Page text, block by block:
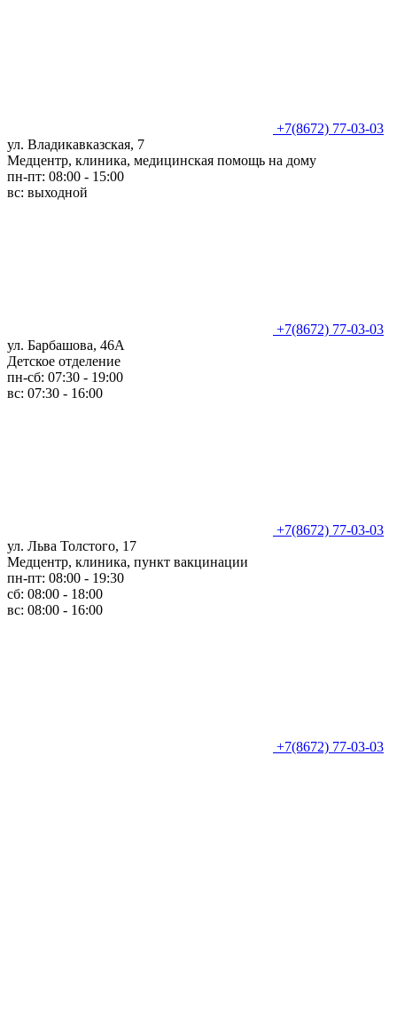
+7(8672) 77-03-03
ул. Владикавказская, 7
Медцентр, клиника, медицинская помощь на дому
пн-пт: 08:00 - 15:00
вс: выходной
+7(8672) 77-03-03
ул. Барбашова, 46А
Детское отделение
пн-сб: 07:30 - 19:00
вс: 07:30 - 16:00
+7(8672) 77-03-03
ул. Льва Толстого, 17
Медцентр, клиника, пункт вакцинации
пн-пт: 08:00 - 19:30
сб: 08:00 - 18:00
вс: 08:00 - 16:00
+7(8672) 77-03-03